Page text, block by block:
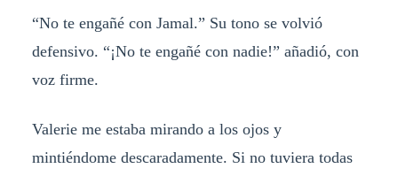
“No te engañé con Jamal.” Su tono se volvió
defensivo. “¡No te engañé con nadie!” añadió, con
voz firme.
Valerie me estaba mirando a los ojos y
mintiéndome descaradamente. Si no tuviera todas